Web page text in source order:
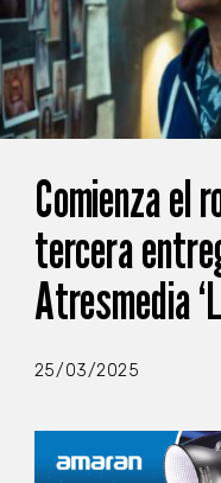
Comienza el
tercera
Atresmedia
25/03/2025